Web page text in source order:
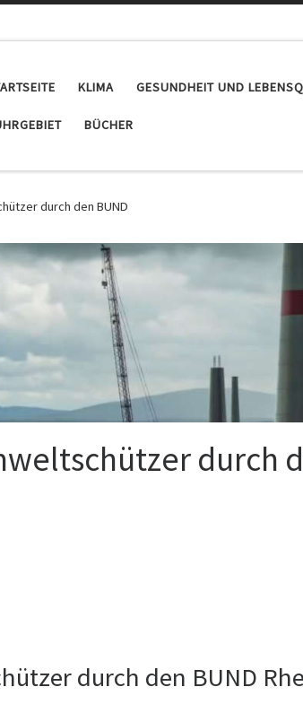
KLIMA GESUNDHEIT UND
BÜCHER
durch den BUND
durch
durch den BUND